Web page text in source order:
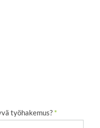
työhakemus? *